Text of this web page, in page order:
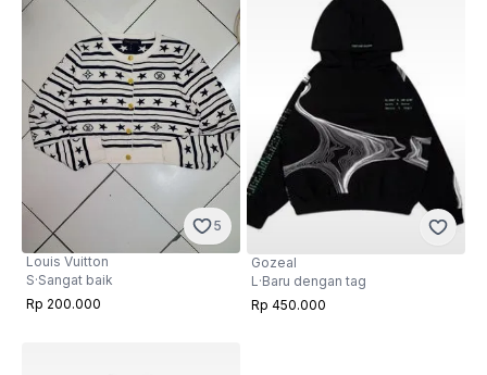
5
Louis Vuitton
S·Sangat baik
Rp 200.000
Gozeal
L ·Baru dengan tag
Rp 450.000